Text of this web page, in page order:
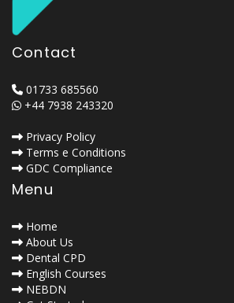
Contact
01733 685560
+44 7938 243320
Privacy Policy
Terms e Conditions
GDC Compliance
Menu
Home
About Us
Dental CPD
English Courses
NEBDN